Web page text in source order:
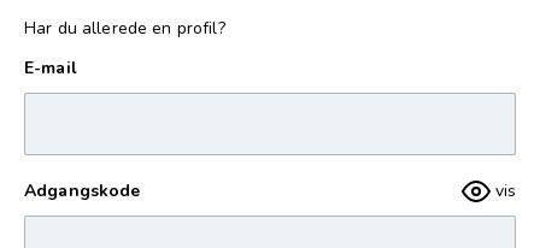
Har du allerede en profil?
E-mail
Adgangskode vis